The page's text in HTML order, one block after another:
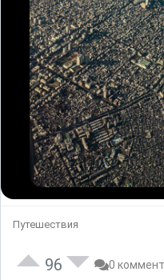
Путешествия
96 0